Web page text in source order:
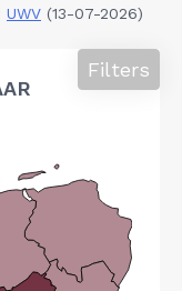
UWV (13-07-2026)
Filters